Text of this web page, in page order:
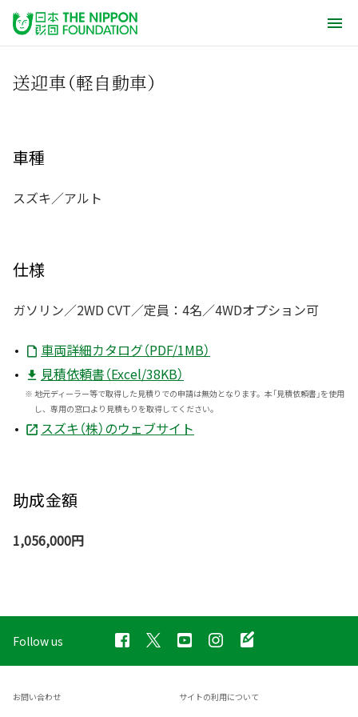
送迎車（軽自動車）
車種
スズキ／アルト
仕様
ガソリン／2WD CVT／定員：4名／4WDオプション可
車両詳細カタログ（PDF/1MB）
見積依頼書（Excel/38KB）
※ 地元ディーラー等で取得した見積りでの申請は無効となります。本「見積依頼書」を使用
し、専用の窓口より見積もりを取得してください。
スズキ（株）のウェブサイト
助成金額
1,056,000円
Follow us
お問い合わせ サイトの利用について